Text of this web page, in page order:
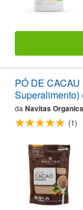
PÓ DE
Superalimento)
da Navitas Organics
(1)